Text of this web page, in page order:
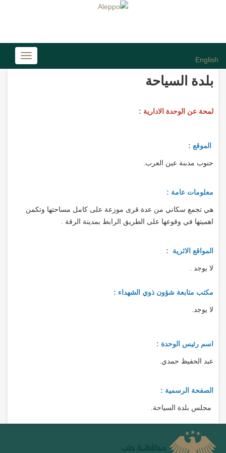
English
Toggle
بلدة السياحة
لمحة عن الوحدة الادارية :
الموقع :
جنوب مدبنة عين العرب.
معلومات عامة :
هي تجمع سكاني من عدة قرى موزعة على كامل مساحتها وتكمن
اهميتها في وقوعها على الطريق الرابط بمدينة الرقة .
المواقع الاثرية :
لا يوجد .
مكتب متابعة شؤون ذوي الشهداء :
لا يوجد.
اسم رئيس الوحدة :
عبد الحفيظ حمدي.
الصفحة الرسمية :
مجلس بلدة السياحة.